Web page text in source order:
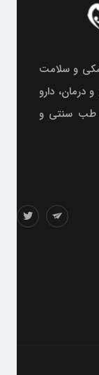
و سلامت
درمان، دارو
طب سنتی و